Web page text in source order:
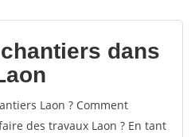
votes
dans
Laon ? Comment
des travaux Laon ? En tant